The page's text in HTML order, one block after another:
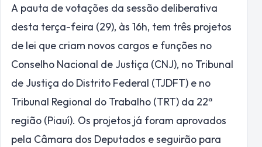
A pauta de votações da sessão deliberativa
desta terça-feira (29), às 16h, tem três projetos
de lei que criam novos cargos e funções no
Conselho Nacional de Justiça (CNJ), no Tribunal
de Justiça do Distrito Federal (TJDFT) e no
Tribunal Regional do Trabalho (TRT) da 22ª
região (Piauí). Os projetos já foram aprovados
pela Câmara dos Deputados e seguirão para